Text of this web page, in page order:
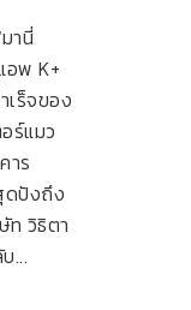
านี่
อพ K+
เร็จของ
ร์แมว
าร
ดปังถึง
วิธิตา
...